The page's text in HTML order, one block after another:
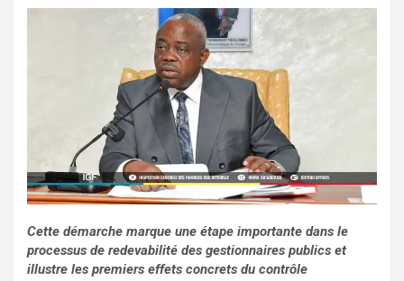
Cette démarche marque une étape importante dans le
processus de redevabilité des gestionnaires publics et
illustre les premiers effets concrets du contrôle